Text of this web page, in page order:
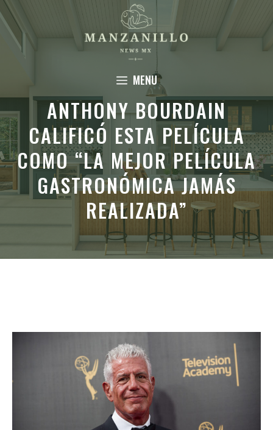
Saltar
al
contenido
MENU
ANTHONY BOURDAIN
CALIFICÓ ESTA PELÍCULA
COMO “LA MEJOR PELÍCULA
GASTRONÓMICA JAMÁS
REALIZADA”